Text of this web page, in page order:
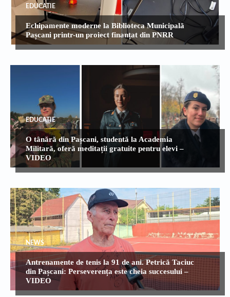
EDUCATIE
Echipamente moderne la Biblioteca Municipală
Pașcani printr-un proiect finanțat din PNRR
EDUCATIE
O tânără din Pașcani, studentă la Academia
Militară, oferă meditații gratuite pentru elevi –
VIDEO
NEWS
Antrenamente de tenis la 91 de ani. Petrică Taciuc
din Pașcani: Perseverența este cheia succesului –
VIDEO